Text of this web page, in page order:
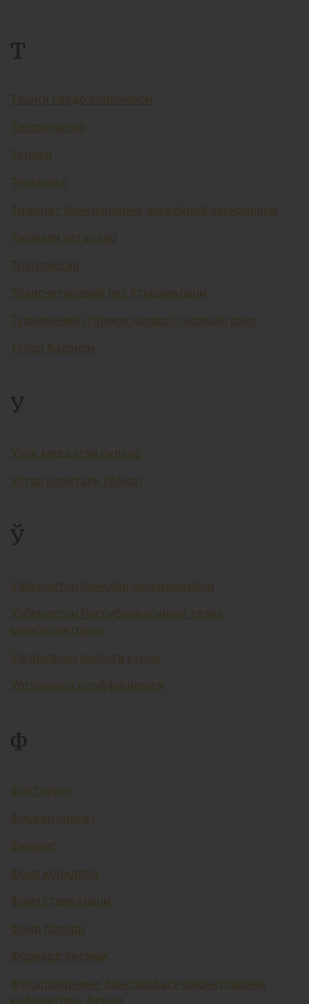
Т
Ташқи савдо айланмаси
Таъсисчилар
Тендер
Терминал
Тижорат банкларининг мажбурий заҳиралари
Тизимли хатарлар
Транзакция
Трансчегаравий пул ўтказмалари
Тузилмавий (тармоқлараро) тизимли риск
Тўлов баланси
У
Узоқ муддатли пуллар
Устав капитали (фонд)
Ў
Ўзбекистон банклар ассоцияцияси
Ўзбекистон Республикасининг ғазна
мажбуриятлари
Ўзгарувчан валюта курси
Ўртачалаш коэффициенти
Ф
Факторинг
Фискал сиёсат
Фишинг
Фоиз коридори
Фоиз ставкалари
Фонд бозори
Форвард битими
Фуқароларнинг банклардаги омонатларини
кафолатлаш фонди